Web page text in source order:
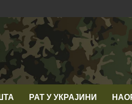
РАТ У УКРАЈИНИ